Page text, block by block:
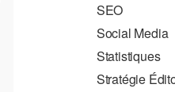
SEO
Social Media
Statistiques
Stratégie